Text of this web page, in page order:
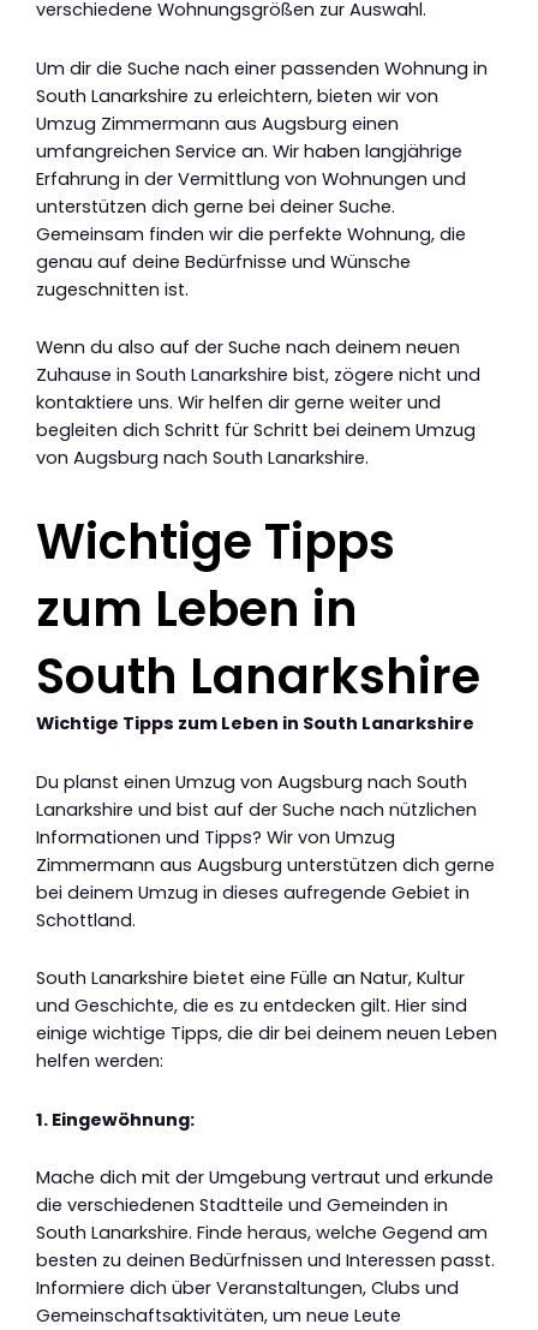
verschiedene Wohnungsgrößen zur Auswahl.
Um dir die Suche nach einer passenden Wohnung in
South Lanarkshire zu erleichtern, bieten wir von
Umzug Zimmermann aus Augsburg einen
umfangreichen Service an. Wir haben langjährige
Erfahrung in der Vermittlung von Wohnungen und
unterstützen dich gerne bei deiner Suche.
Gemeinsam finden wir die perfekte Wohnung, die
genau auf deine Bedürfnisse und Wünsche
zugeschnitten ist.
Wenn du also auf der Suche nach deinem neuen
Zuhause in South Lanarkshire bist, zögere nicht und
kontaktiere uns. Wir helfen dir gerne weiter und
begleiten dich Schritt für Schritt bei deinem Umzug
von Augsburg nach South Lanarkshire.
Wichtige Tipps
zum Leben in
South Lanarkshire
Wichtige Tipps zum Leben in South Lanarkshire
Du planst einen Umzug von Augsburg nach South
Lanarkshire und bist auf der Suche nach nützlichen
Informationen und Tipps? Wir von Umzug
Zimmermann aus Augsburg unterstützen dich gerne
bei deinem Umzug in dieses aufregende Gebiet in
Schottland.
South Lanarkshire bietet eine Fülle an Natur, Kultur
und Geschichte, die es zu entdecken gilt. Hier sind
einige wichtige Tipps, die dir bei deinem neuen Leben
helfen werden:
1. Eingewöhnung:
Mache dich mit der Umgebung vertraut und erkunde
die verschiedenen Stadtteile und Gemeinden in
South Lanarkshire. Finde heraus, welche Gegend am
besten zu deinen Bedürfnissen und Interessen passt.
Informiere dich über Veranstaltungen, Clubs und
Gemeinschaftsaktivitäten, um neue Leute